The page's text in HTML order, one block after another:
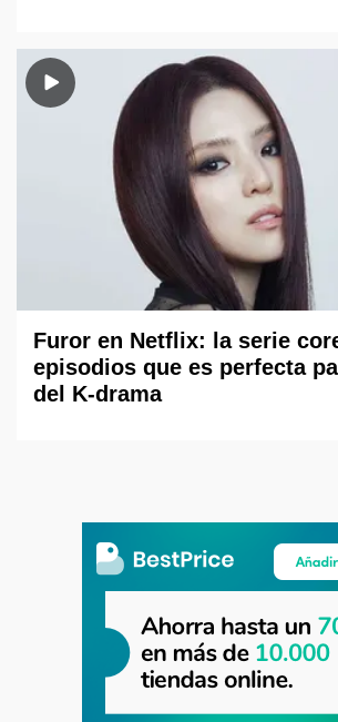
Furor en Netflix: la serie
episodios que es perfecta
del K-drama